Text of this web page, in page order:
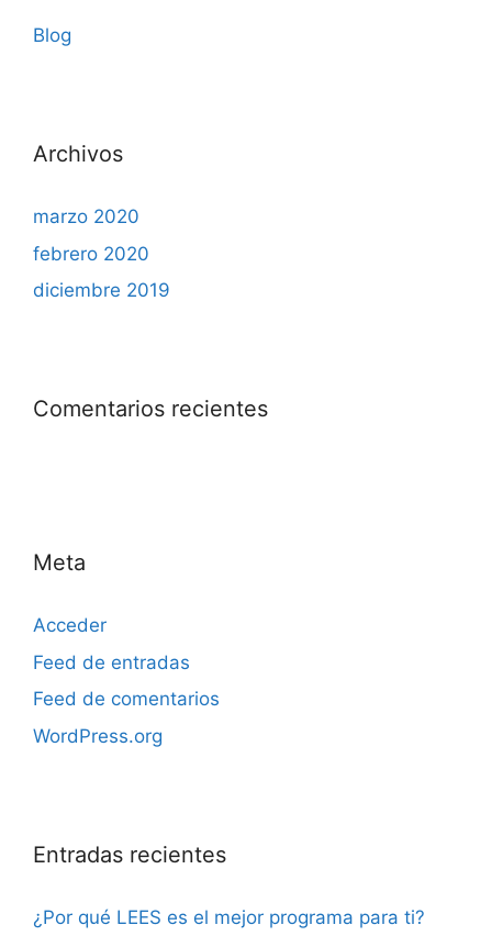
Blog
Archivos
marzo 2020
febrero 2020
diciembre 2019
Comentarios recientes
Meta
Acceder
Feed de entradas
Feed de comentarios
WordPress.org
Entradas recientes
¿Por qué LEES es el mejor programa para ti?